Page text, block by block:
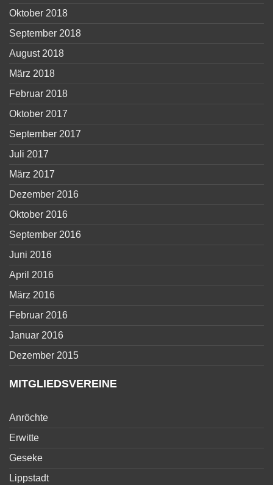
Oktober 2018
September 2018
August 2018
März 2018
Februar 2018
Oktober 2017
September 2017
Juli 2017
März 2017
Dezember 2016
Oktober 2016
September 2016
Juni 2016
April 2016
März 2016
Februar 2016
Januar 2016
Dezember 2015
MITGLIEDSVEREINE
Anröchte
Erwitte
Geseke
Lippstadt